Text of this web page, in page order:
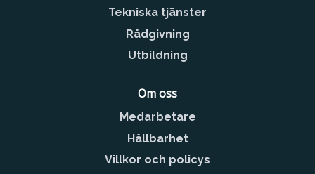
Tekniska tjänster
Rådgivning
Utbildning
Om oss
Medarbetare
Hållbarhet
Villkor och policys